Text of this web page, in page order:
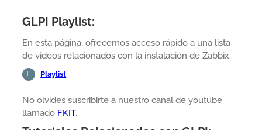
GLPI Playlist:
En esta página, ofrecemos acceso rápido a una lista
de videos relacionados con la instalación de Zabbix.
Playlist
No olvides suscribirte a nuestro canal de youtube
llamado FKIT.